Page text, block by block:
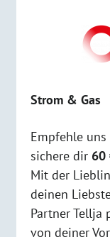
Strom & Gas
Empfehle
sichere dir 60
Mit der
deinen
Partner
von deiner